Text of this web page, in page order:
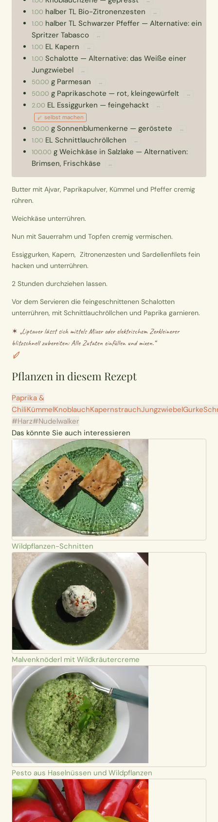
1.00 halber TL Bio-Zitronenzesten ↔
1.00 halber TL Schwarzer Pfeffer — Alternative: ein
Spritzer Tabasco
↔
1.00 EL Kapern ↔
1.00 Schalotte — Alternative: das Weiße einer
Jungzwiebel
↔
50.00 g Parmesan ↔
50.00 g Paprikaschote — rot, kleingewürfelt ↔
2.00 EL Essiggurken — feingehackt ↔
selbst machen
50.00 g Sonnenblumenkerne — geröstete ↔
1.00 EL Schnittlauchröllchen ↔
100.00 g Weichkäse in Salzlake — Alternativen:
Brimsen, Frischkäse
↔
Butter mit Ajvar, Paprikapulver, Kümmel und Pfeffer cremig
rühren.
Weichkäse unterrühren.
Nun mit Sauerrahm und Topfen cremig vermischen.
Essiggurken, Kapern, Zitronenzesten und Sardellenfilets fein
hacken und unterrühren.
2 Stunden durchziehen lassen.
Vor dem Servieren die feingeschnittenen Schalotten
unterrühren, mit Schnittlauchröllchen und Paprika garnieren.
✶ „Liptauer lässt sich mittels Mixer oder elektrischem Zerkleinerer
blitzschnell zubereiten: Alle Zutaten einfüllen und mixen.“
Pflanzen in diesem Rezept
Paprika &
ChiliKümmelKnoblauchKapernstrauchJungzwiebelGurke
#Harz#Nudelwalker
Das könnte Sie auch interessieren
Wildpflanzen-Schnitten
Malvenknöderl mit Wildkräutercreme
Pesto aus Haselnüssen und Wildpflanzen